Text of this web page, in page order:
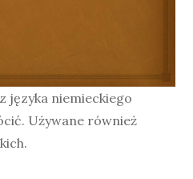
języka niemieckiego
Używane również